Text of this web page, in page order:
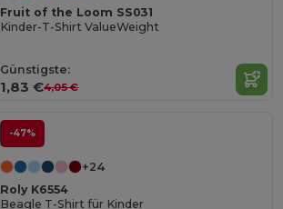
Fruit of the Loom SS031
Kinder-T-Shirt ValueWeight
Günstigste:
1,83 €4,05 €
-47%
+24
Roly K6554
Beagle T-Shirt für Kinder